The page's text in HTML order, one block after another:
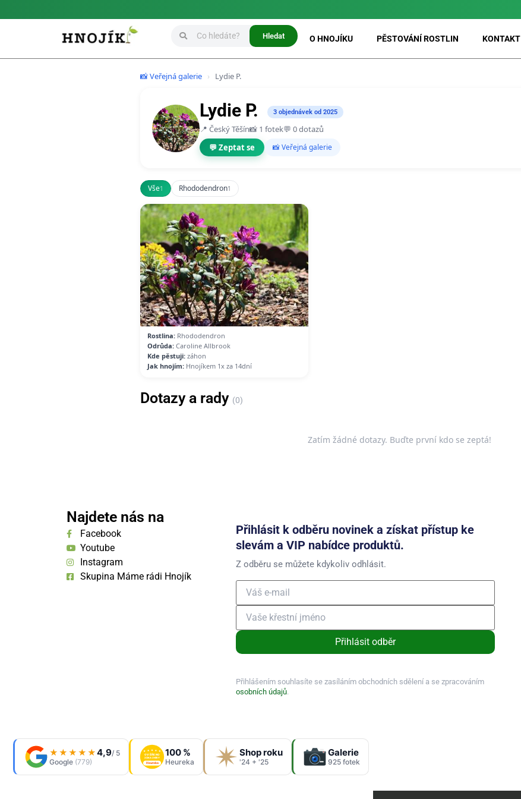
Hledat O HNOJÍKU PĚSTOVÁNÍ ROSTLIN KONTAKT
📸 Veřejná galerie › Lydie P.
Lydie P. 3 objednávek od 2025
📍 Český Těšín📸 1 fotek💬 0 dotazů
💬 Zeptat se
📸 Veřejná galerie
Vše1 Rhododendron1
Rostlina: Rhododendron
Odrůda: Caroline Allbrook
Kde pěstuji: záhon
Jak hnojím: Hnojíkem 1x za 14dní
Dotazy a rady (0)
Zatím žádné dotazy. Buďte první kdo se zeptá!
Najdete nás na
Facebook
Youtube
Instagram
Skupina Máme rádi Hnojík
Přihlásit k odběru novinek a získat přístup ke
slevám a VIP nabídce produktů.
Z odběru se můžete kdykoliv odhlásit.
Přihlásit odběr
Přihlášením souhlasíte se zasíláním obchodních sdělení a se zpracováním
osobních údajů.
★★★★★4,9/ 5
Google (779)
OVĚŘENO
ZÁKAZNÍKY
Heureka
100 %
Heureka
Shop roku
'24 + '25
Galerie
925 fotek